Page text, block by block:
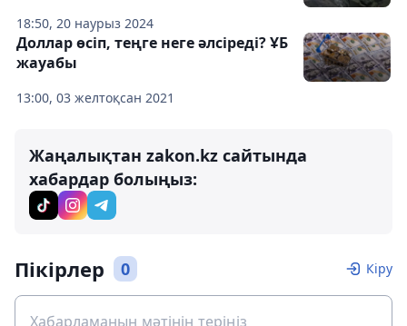
18:50, 20 наурыз 2024
13:00, 03 желтоқсан 2021
Доллар өсіп, теңге неге әлсіреді? ҰБ
жауабы
Жаңалықтан zakon.kz сайтында
хабардар болыңыз:
Пікірлер 0 Кіру